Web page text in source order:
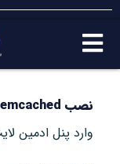
نصب memcached در لایت اسپید
وارد پنل ادمین